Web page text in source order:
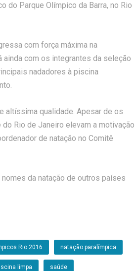
do Parque Olímpico da Barra, no Rio
com força máxima na
com os integrantes da seleção
nadadores à piscina
altíssima qualidade. Apesar de os
Rio de Janeiro elevam a motivação
de natação no Comitê
da natação de outros países
Rio 2016 natação paralímpica
limpa saúde